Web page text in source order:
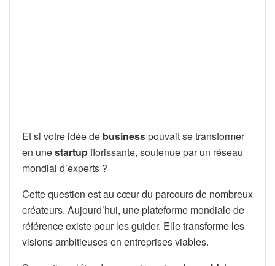
Et si votre idée de businesspouvait se transformer
en unestartupflorissante, soutenue par un réseau
mondial d’experts ?
Cette question est au cœur du parcours de nombreux
créateurs. Aujourd’hui, une plateforme mondiale de
référence existe pour les guider. Elle transforme les
visions ambitieuses en entreprises viables.